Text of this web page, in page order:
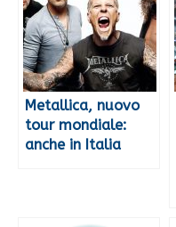
Metallica, nuovo
tour mondiale:
anche in Italia